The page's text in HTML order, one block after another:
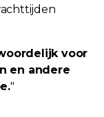
voor
en andere
"